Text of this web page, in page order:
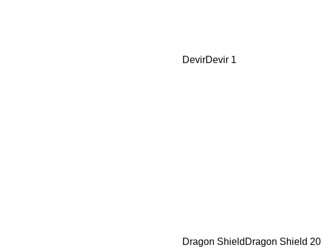
DevirDevir 1
Dragon Shield Dragon Shield 20